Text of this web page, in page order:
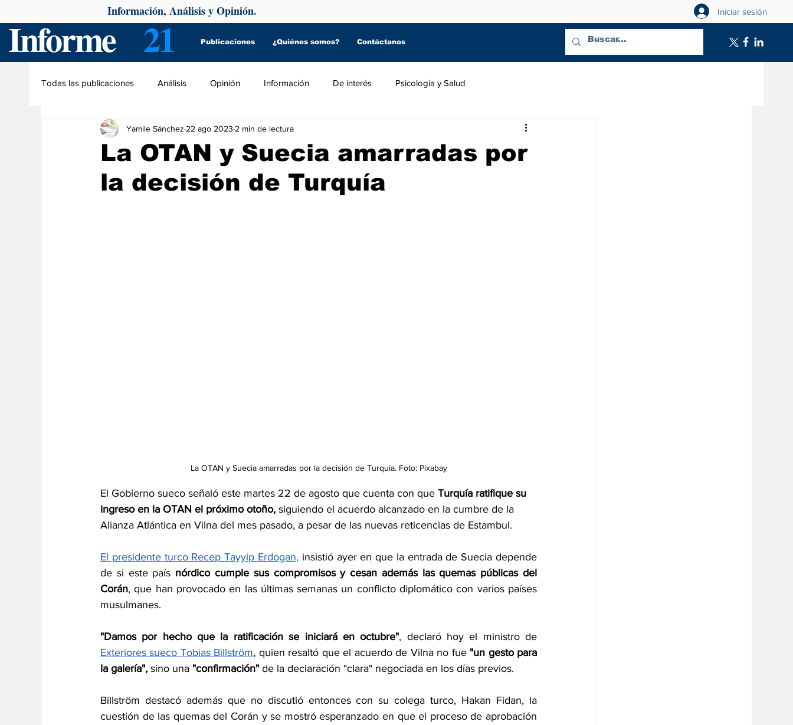
Informe 21 Publicaciones ¿Quiénes somos? Contáctanos
Información, Análisis y Opinión. Iniciar sesión
Todas las publicaciones Análisis Opinión Información De interés Psicología y Salud
La OTAN y Suecia amarradas por
la decisión de Turquía
Yamile Sánchez 22 ago 2023 2 min de lectura
La OTAN y Suecia amarradas por la decisión de Turquía. Foto: Pixabay
El Gobierno sueco señaló este martes 22 de agosto que cuenta con que Turquía ratifique su
ingreso en la OTAN el próximo otoño, siguiendo el acuerdo alcanzado en la cumbre de la
Alianza Atlántica en Vilna del mes pasado, a pesar de las nuevas reticencias de Estambul.
El presidente turco Recep Tayyip Erdogan, insistió ayer en que la entrada de Suecia depende
de si este país nórdico cumple sus compromisos y cesan además las quemas públicas del
Corán, que han provocado en las últimas semanas un conflicto diplomático con varios países
musulmanes.
"Damos por hecho que la ratificación se iniciará en octubre"
Exteriores sueco Tobias Billström, quien resaltó que el acuerdo de Vilna no fue "un gesto para
la galería", sino una "confirmación" de la declaración "clara" negociada en los días previos.
Billström destacó además que no discutió entonces con su colega turco, Hakan Fidan, la
cuestión de las quemas del Corán y se mostró esperanzado en que el proceso de aprobación